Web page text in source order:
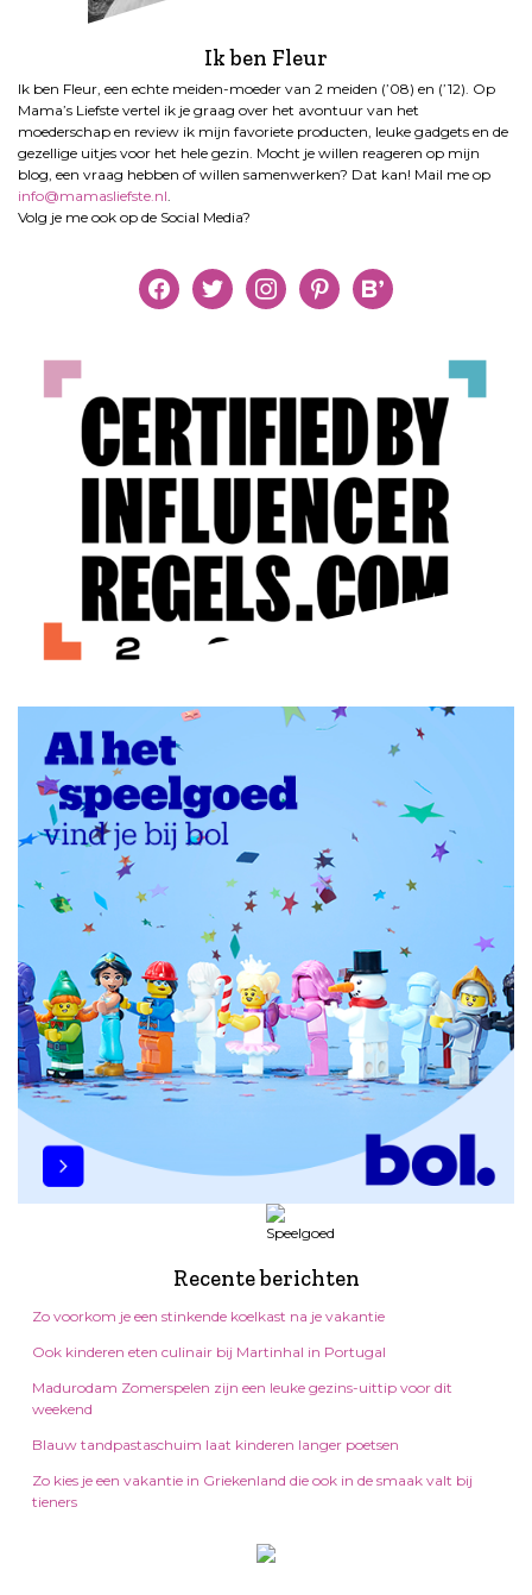
Ik ben Fleur
Ik ben Fleur, een echte meiden-moeder van 2 meiden (’08) en (’12). Op
Mama’s Liefste vertel ik je graag over het avontuur van het
moederschap en review ik mijn favoriete producten, leuke gadgets en de
gezellige uitjes voor het hele gezin. Mocht je willen reageren op mijn
blog, een vraag hebben of willen samenwerken? Dat kan! Mail me op
info@mamasliefste.nl
Volg je me ook op de Social Media?
facebooktwitter instagrampinterestbloglovin
Recente berichten
Zo voorkom je een stinkende koelkast na je vakantie
Ook kinderen eten culinair bij Martinhal in Portugal
Madurodam Zomerspelen zijn een leuke gezins-uittip voor dit
weekend
Blauw tandpastaschuim laat kinderen langer poetsen
Zo kies je een vakantie in Griekenland die ook in de smaak valt bij
tieners